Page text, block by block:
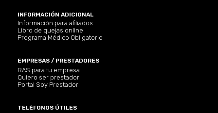
INFORMACIÓN ADICIONAL
Información para afiliados
Libro de quejas online
Programa Médico Obligatorio
EMPRESAS / PRESTADORES
RAS para tu empresa
Quiero ser prestador
Portal Soy Prestador
TELÉFONOS ÚTILES